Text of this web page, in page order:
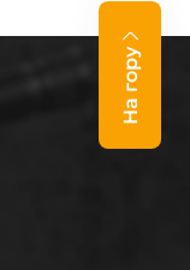
На гору